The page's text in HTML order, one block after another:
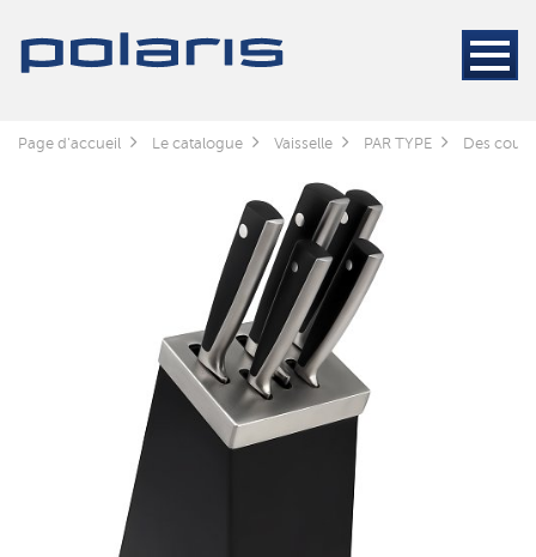
Page d'accueil Le catalogue Vaisselle PAR TYPE Des